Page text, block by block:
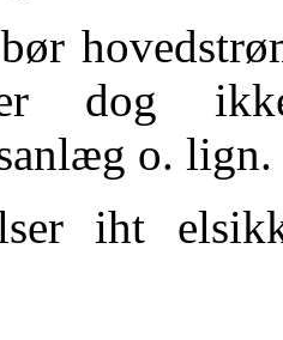
dog
o. lign.
iht